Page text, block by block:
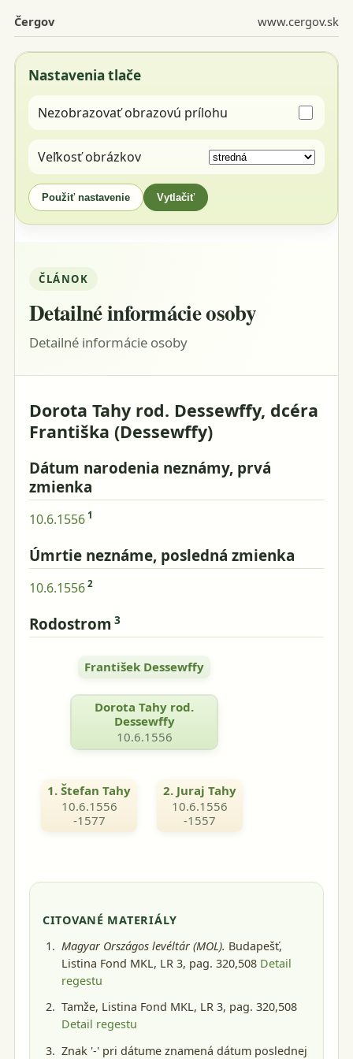
Čergov www.cergov.sk
Nastavenia tlače
Nezobrazovať obrazovú prílohu
Veľkosť obrázkov
Použiť nastavenie Vytlačiť
ČLÁNOK
Detailné informácie osoby
Detailné informácie osoby
Dorota Tahy rod. Dessewffy, dcéra
Františka (Dessewffy)
Dátum narodenia neznámy, prvá
zmienka
10.6.1556 1
Úmrtie neznáme, posledná zmienka
10.6.1556 2
Rodostrom 3
František Dessewffy
Dorota Tahy rod.
Dessewffy
10.6.1556
1. Štefan Tahy
10.6.1556
-1577
2. Juraj Tahy
10.6.1556
-1557
CITOVANÉ MATERIÁLY
Magyar Országos levéltár (MOL). Budapešť,
Listina Fond MKL, LR 3, pag. 320,508 Detail
regestu
Tamže, Listina Fond MKL, LR 3, pag. 320,508
Detail regestu
Znak '-' pri dátume znamená dátum poslednej